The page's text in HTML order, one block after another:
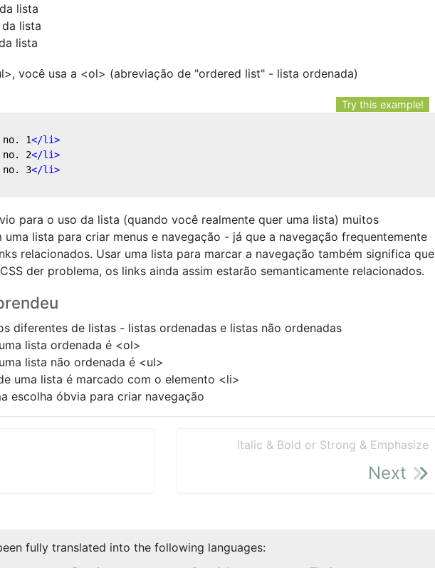
lista
lista
lista
você usa a <ol> (abreviação de "ordered list" - lista ordenada)
Try this example!
1</li>
2</li>
3</li>
para o uso da lista (quando você realmente quer uma lista) muitos
uma lista para criar menus e navegação - já que a navegação frequentemente
relacionados. Usar uma lista para marcar a navegação também significa que
der problema, os links ainda assim estarão semanticamente relacionados.
diferentes de listas - listas ordenadas e listas não ordenadas
lista ordenada é <ol>
lista não ordenada é <ul>
uma lista é marcado com o elemento <li>
escolha óbvia para criar navegação
Italic & Bold or Strong & Emphasize
Next
fully translated into the following languages: